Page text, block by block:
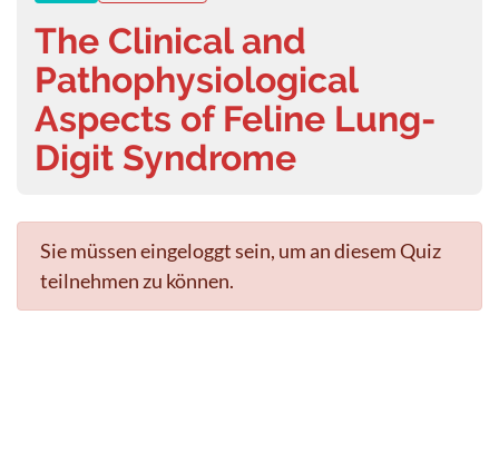
The Clinical and
Pathophysiological
Aspects of Feline Lung-
Digit Syndrome
Sie müssen eingeloggt sein, um an diesem Quiz
teilnehmen zu können.